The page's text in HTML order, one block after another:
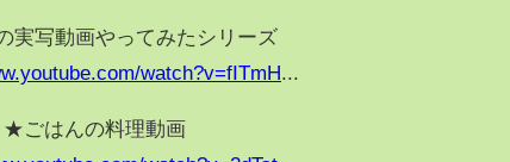
実写動画やってみたシリーズ
watch?v=fITmH
★ごはんの料理動画